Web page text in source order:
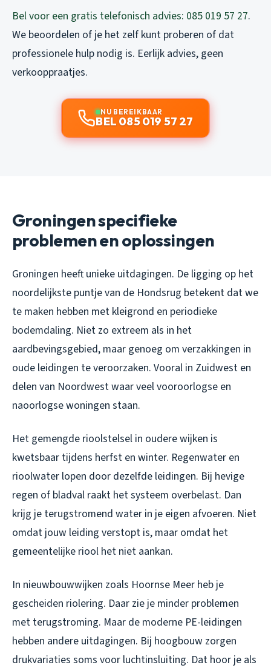
Bel voor een gratis telefonisch advies: 085 019 57 27.
We beoordelen of je het zelf kunt proberen of dat
professionele hulp nodig is. Eerlijk advies, geen
verkooppraatjes.
NU BEREIKBAAR
BEL 085 019 57 27
Groningen specifieke
problemen en oplossingen
Groningen heeft unieke uitdagingen. De ligging op het
noordelijkste puntje van de Hondsrug betekent dat we
te maken hebben met kleigrond en periodieke
bodemdaling. Niet zo extreem als in het
aardbevingsgebied, maar genoeg om verzakkingen in
oude leidingen te veroorzaken. Vooral in Zuidwest en
delen van Noordwest waar veel vooroorlogse en
naoorlogse woningen staan.
Het gemengde rioolstelsel in oudere wijken is
kwetsbaar tijdens herfst en winter. Regenwater en
rioolwater lopen door dezelfde leidingen. Bij hevige
regen of bladval raakt het systeem overbelast. Dan
krijg je terugstromend water in je eigen afvoeren. Niet
omdat jouw leiding verstopt is, maar omdat het
gemeentelijke riool het niet aankan.
In nieuwbouwwijken zoals Hoornse Meer heb je
gescheiden riolering. Daar zie je minder problemen
met terugstroming. Maar de moderne PE-leidingen
hebben andere uitdagingen. Bij hoogbouw zorgen
drukvariaties soms voor luchtinsluiting. Dat hoor je als